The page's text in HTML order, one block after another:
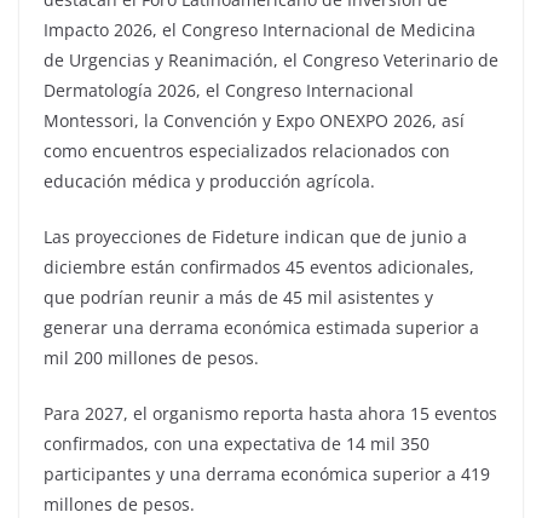
Impacto 2026, el Congreso Internacional de Medicina
de Urgencias y Reanimación, el Congreso Veterinario de
Dermatología 2026, el Congreso Internacional
Montessori, la Convención y Expo ONEXPO 2026, así
como encuentros especializados relacionados con
educación médica y producción agrícola.
Las proyecciones de Fideture indican que de junio a
diciembre están confirmados 45 eventos adicionales,
que podrían reunir a más de 45 mil asistentes y
generar una derrama económica estimada superior a
mil 200 millones de pesos.
Para 2027, el organismo reporta hasta ahora 15 eventos
confirmados, con una expectativa de 14 mil 350
participantes y una derrama económica superior a 419
millones de pesos.